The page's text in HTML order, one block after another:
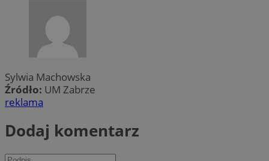
Sylwia Machowska
Źródło: UM Zabrze
reklama
Dodaj komentarz